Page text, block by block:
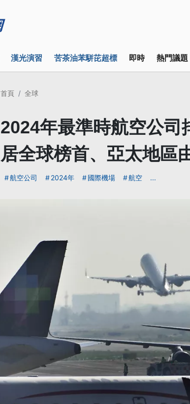
漢光演習 苦茶油苯駢芘超標 即時 熱門議題
首頁 全球
2024年最準時航空公司
居全球榜首、亞太地區
航空公司 2024年 國際機場 航空 ...